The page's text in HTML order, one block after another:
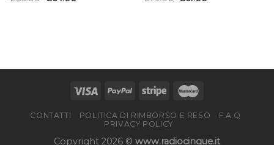
CONTATTI POLITICA DI RIMBORSO E RESO
F.A.Q
PRIVACY POLICY
Copyright 2026 © www.radiocinque.it